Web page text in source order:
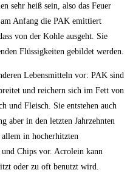
sehr heiß sein, also das Feuer
Anfang die PAK emittiert
von der Kohle ausgeht. Sie
Flüssigkeiten gebildet werden.
Lebensmitteln vor: PAK sind
und reichern sich im Fett von
und Fleisch. Sie entstehen auch
aber in den letzten Jahrzehnten
in hocherhitzten
Chips vor. Acrolein kann
oder zu oft benutzt wird.